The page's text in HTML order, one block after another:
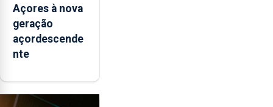
Açores à nova
geração
açordescende
nte